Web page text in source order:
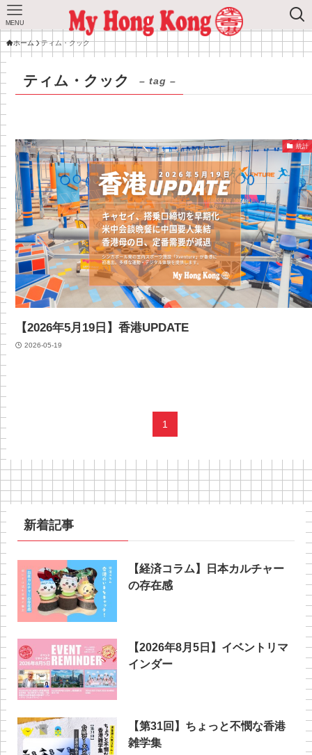
MENU
ホーム ティム・クック
ティム・クック – tag –
統計
【2026年5月19日】香港UPDATE
2026-05-19
1
新着記事
【経済コラム】日本カルチャー
の存在感
【2026年8月5日】イベントリマ
インダー
【第31回】ちょっと不憫な香港
雑学集